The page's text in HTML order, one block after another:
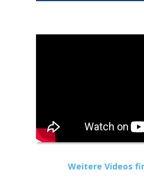
Weitere Videos